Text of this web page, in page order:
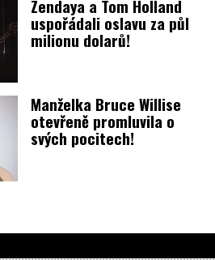
Zendaya a Tom Holland
uspořádali oslavu za půl
milionu dolarů!
Manželka Bruce Willise
otevřeně promluvila o
svých pocitech!